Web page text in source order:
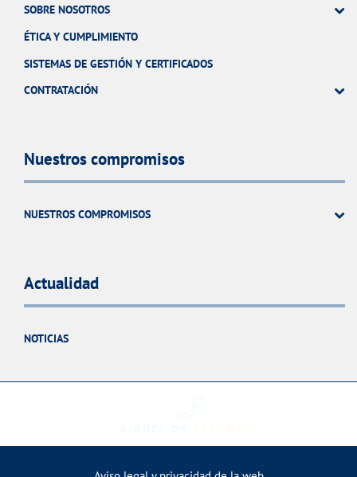
SOBRE NOSOTROS
ÉTICA Y CUMPLIMIENTO
SISTEMAS DE GESTIÓN Y CERTIFICADOS
CONTRATACIÓN
Nuestros compromisos
NUESTROS COMPROMISOS
Actualidad
NOTICIAS